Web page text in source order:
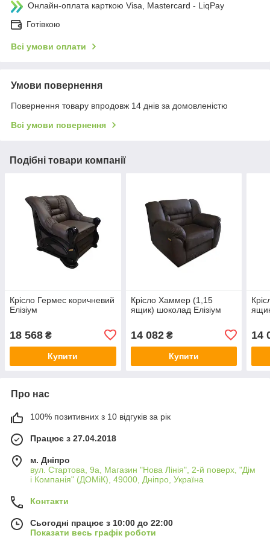
Онлайн-оплата карткою Visa, Mastercard - LiqPay
Готівкою
Всі умови оплати
Умови повернення
Повернення товару впродовж 14 днів за домовленістю
Всі умови повернення
Подібні товари компанії
Крісло Гермес коричневий
Елізіум
18 568 ₴
Купити
Крісло Хаммер (1,15
ящик) шоколад Елізіум
14 082₴
Купити
14
Про нас
100% позитивних з 10 відгуків за рік
Працює з 27.04.2018
м. Дніпро
вул. Стартова, 9а, Магазин "Нова Лінія", 2-й поверх, "Дім
і Компанія" (ДОМіК), 49000, Дніпро, Україна
Контакти
Сьогодні працює з 10:00 до 22:00
Показати весь графік роботи